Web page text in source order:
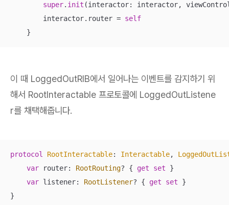
super. init (interactor: interactor,
        interactor.router
= self
    }
이 때 LoggedOutRIB에서 일어나는 이벤트를 감지하기 위
해서 RootInteractable 프로토콜에 LoggedOutListene
r를 채택해줍니다.
protocol RootInteractable: Interactable,
var router: RootRouting? { get set }
var listener: RootListener? { get set }
}